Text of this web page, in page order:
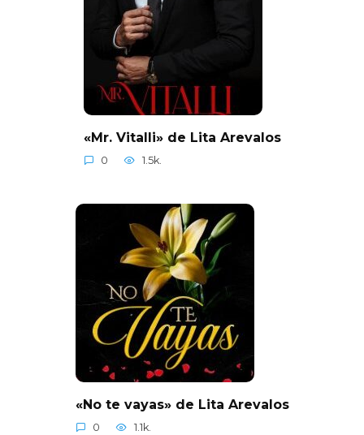
«Mr. Vitalli» de Lita Arevalos
0 1.5k.
«No te vayas» de Lita Arevalos
0 1.1k.